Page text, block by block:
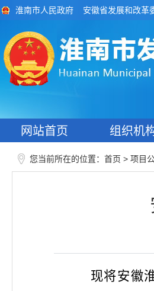
淮南市人民政府 安徽省发展和改革
网站首页 组织机
您当前所在的位置： 首页 > 项目
现将安徽